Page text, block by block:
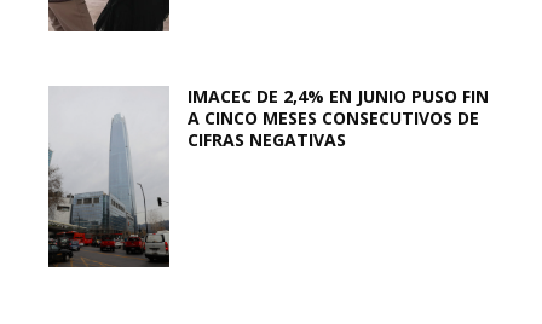
IMACEC DE 2,4% EN JUNIO PUSO FIN
A CINCO MESES CONSECUTIVOS DE
CIFRAS NEGATIVAS